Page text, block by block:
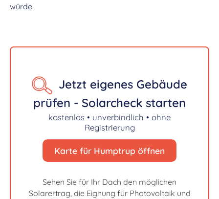
würde.
Jetzt eigenes Gebäude
prüfen - Solarcheck starten
kostenlos • unverbindlich • ohne
Registrierung
Karte für Humptrup öffnen
Sehen Sie für Ihr Dach den möglichen
Solarertrag, die Eignung für Photovoltaik und